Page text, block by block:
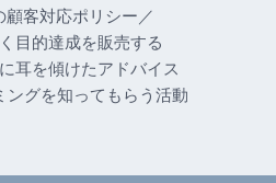
顧客対応ポリシー／
目的達成を販売する
耳を傾けたアドバイス
ングを知ってもらう活動